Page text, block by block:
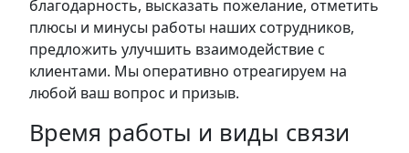
благодарность, высказать пожелание, отметить
плюсы и минусы работы наших сотрудников,
предложить улучшить взаимодействие с
клиентами. Мы оперативно отреагируем на
любой ваш вопрос и призыв.
Время работы и виды связи